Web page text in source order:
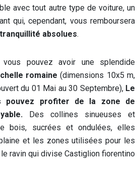
avec tout autre type de voiture, un
qui, cependant, vous remboursera
tranquillité absolues.
vous pouvez avoir une splendide
romaine (dimensions 10x5 m,
du 01 Mai au 30 Septembre), Le
pouvez profiter de la zone de
Des collines sinueuses et
bois, sucrées et ondulées, elles
et les zones utilisées pour les
ravin qui divise Castiglion fiorentino